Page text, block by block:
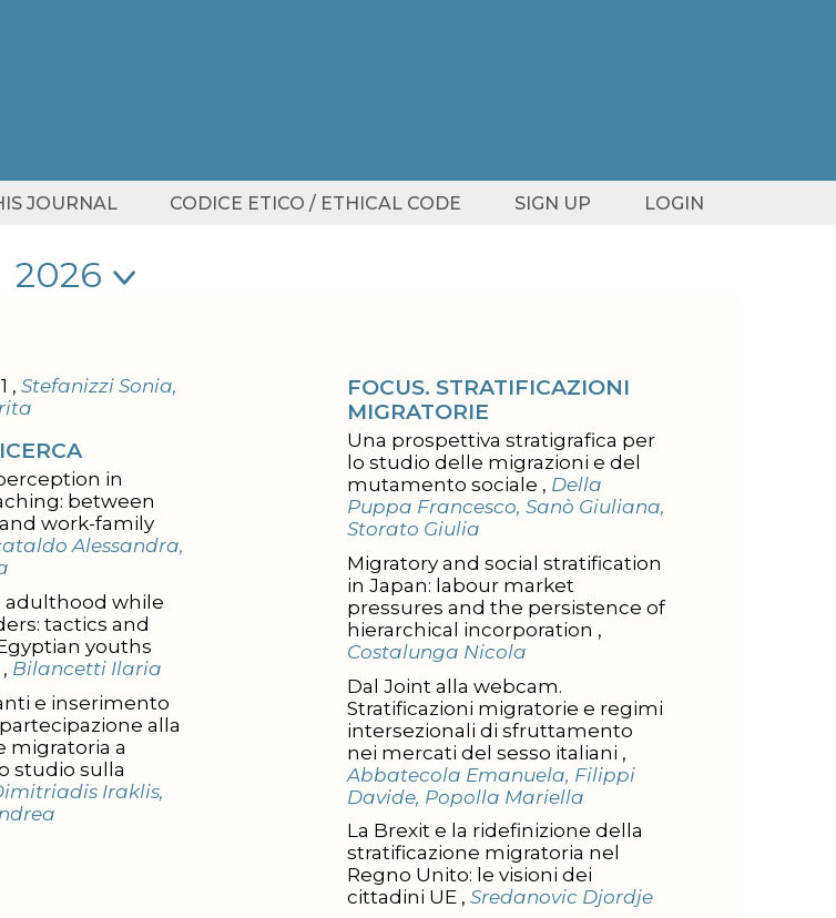
JOURNAL CODICE ETICO / ETHICAL CODE SIGN UP LOGIN
Seleziona anno
Editoriale n. 31 , Stefanizzi Sonia,
in
between
work-family
Alessandra,
adulthood while
tactics and
youths
toward Milan , Bilancetti Ilaria
e inserimento
alla
migratoria a
studio sulla
Iraklis,
FOCUS. STRATIFICAZIONI
MIGRATORIE
Una prospettiva stratigrafica per
lo studio delle migrazioni e del
mutamento sociale , Della
Puppa Francesco, Sanò Giuliana,
Storato Giulia
Migratory and social stratification
in Japan: labour market
pressures and the persistence of
hierarchical incorporation ,
Costalunga Nicola
Dal Joint alla webcam.
Stratificazioni migratorie e regimi
intersezionali di sfruttamento
nei mercati del sesso italiani ,
Abbatecola Emanuela, Filippi
Davide, Popolla Mariella
La Brexit e la ridefinizione della
stratificazione migratoria nel
Regno Unito: le visioni dei
cittadini UE ,Sredanovic Djordje